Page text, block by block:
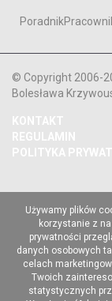
© Copyright 2006-
Bolesława
KONTAKT
REGULAMIN
POLITYKA
Używamy plików
korzystanie z
prywatności
danych osobowych
celach
Twoich
statystycznych